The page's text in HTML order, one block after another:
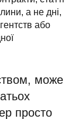
а не дні,
або
може
просто